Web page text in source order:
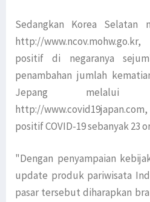
Sedangkan Korea Selatan
http://
positif di negaranya
penambahan jumlah
Jepang melalui
http://
positif COVID-19 sebanyak 23
"Dengan penyampaian
update produk pariwisata
pasar tersebut diharapkan